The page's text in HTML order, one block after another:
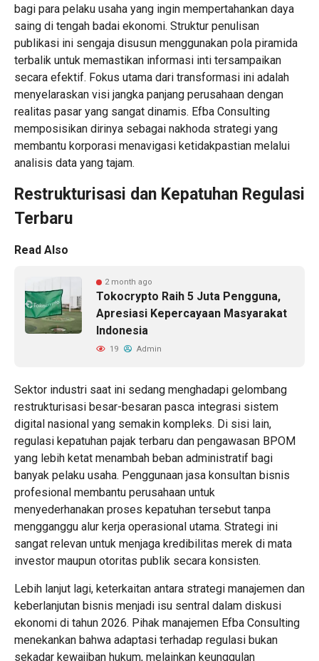
bagi para pelaku usaha yang ingin mempertahankan daya
saing di tengah badai ekonomi. Struktur penulisan
publikasi ini sengaja disusun menggunakan pola piramida
terbalik untuk memastikan informasi inti tersampaikan
secara efektif. Fokus utama dari transformasi ini adalah
menyelaraskan visi jangka panjang perusahaan dengan
realitas pasar yang sangat dinamis. Efba Consulting
memposisikan dirinya sebagai nakhoda strategi yang
membantu korporasi menavigasi ketidakpastian melalui
analisis data yang tajam.
Restrukturisasi dan Kepatuhan Regulasi
Terbaru
Read Also
2 month ago
Tokocrypto Raih 5 Juta Pengguna,
Apresiasi Kepercayaan Masyarakat
Indonesia
19 Admin
Sektor industri saat ini sedang menghadapi gelombang
restrukturisasi besar-besaran pasca integrasi sistem
digital nasional yang semakin kompleks. Di sisi lain,
regulasi kepatuhan pajak terbaru dan pengawasan BPOM
yang lebih ketat menambah beban administratif bagi
banyak pelaku usaha. Penggunaan jasa konsultan bisnis
profesional membantu perusahaan untuk
menyederhanakan proses kepatuhan tersebut tanpa
mengganggu alur kerja operasional utama. Strategi ini
sangat relevan untuk menjaga kredibilitas merek di mata
investor maupun otoritas publik secara konsisten.
Lebih lanjut lagi, keterkaitan antara strategi manajemen dan
keberlanjutan bisnis menjadi isu sentral dalam diskusi
ekonomi di tahun 2026. Pihak manajemen Efba Consulting
menekankan bahwa adaptasi terhadap regulasi bukan
sekadar kewajiban hukum, melainkan keunggulan